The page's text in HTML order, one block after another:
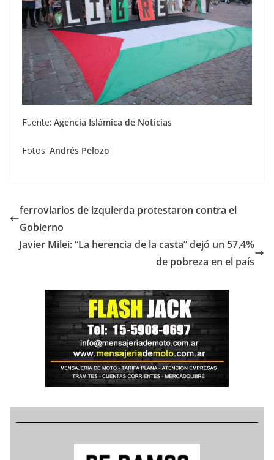
Fuente: Agencia Islámica de Noticias
Fotos: Andrés Pelozo
ferroviarios de izquierda protestaron contra el
Gobierno
Javier Milei: “La herencia de la casta” dejó un 57,4%
de pobreza en el país